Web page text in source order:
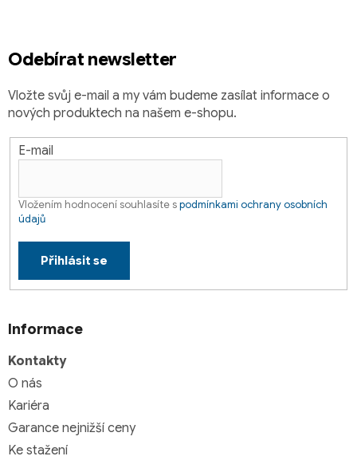
Odebírat newsletter
Vložte svůj e-mail a my vám budeme zasílat informace o
nových produktech na našem e-shopu.
E-mail
Vložením hodnocení souhlasíte spodmínkami ochrany osobních
údajů
Přihlásit se
Informace
Kontakty
O nás
Kariéra
Garance nejnižší ceny
Ke stažení